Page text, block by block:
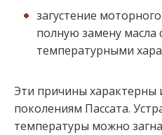
загустение
полную замену
температурными
Эти причины
поколениям Пассата.
температуры можно